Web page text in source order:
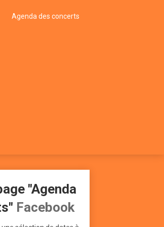
Agenda des concerts
"Agenda
Facebook